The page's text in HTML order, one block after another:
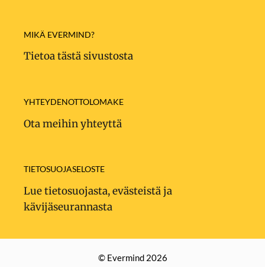
MIKÄ EVERMIND?
Tietoa tästä sivustosta
YHTEYDENOTTOLOMAKE
Ota meihin yhteyttä
TIETOSUOJASELOSTE
Lue tietosuojasta, evästeistä ja
kävijäseurannasta
© Evermind 2026